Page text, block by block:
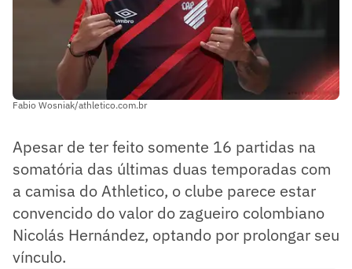
Fabio Wosniak/athletico.com.br
Apesar de ter feito somente 16 partidas na
somatória das últimas duas temporadas com
a camisa do Athletico, o clube parece estar
convencido do valor do zagueiro colombiano
Nicolás Hernández, optando por prolongar seu
vínculo.